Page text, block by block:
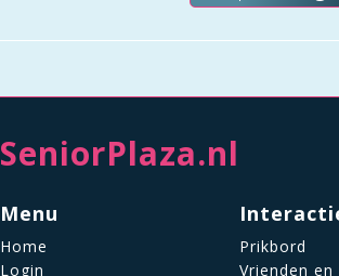
SeniorPlaza.nl
Menu
Home
Login
Prikbord
Vrienden